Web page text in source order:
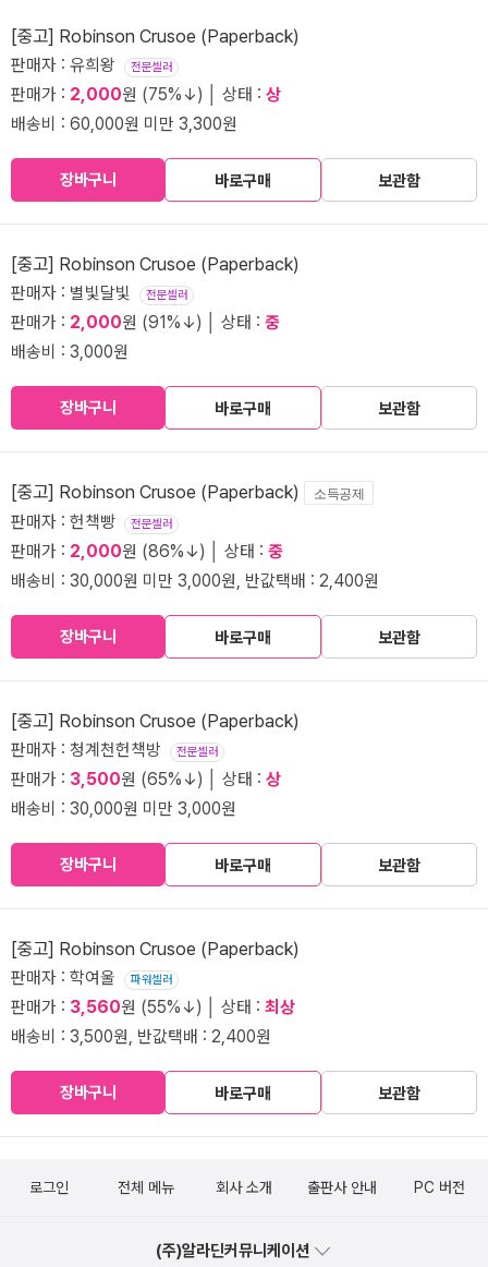
[중고] Robinson Crusoe (Paperback)
판매자 : 유희왕 전문셀러
판매가 : 2,000원 (75%↓) │ 상태 : 상
배송비 : 60,000원 미만 3,300원
장바구니 바로구매 보관함
[중고] Robinson Crusoe (Paperback)
판매자 : 별빛달빛 전문셀러
판매가 : 2,000원 (91%↓) │ 상태 : 중
배송비 : 3,000원
장바구니 바로구매 보관함
[중고] Robinson Crusoe (Paperback) 소득공제
판매자 : 헌책빵 전문셀러
판매가 : 2,000원 (86%↓) │ 상태 : 중
배송비 : 30,000원 미만 3,000원, 반값택배 : 2,400원
장바구니 바로구매 보관함
[중고] Robinson Crusoe (Paperback)
판매자 : 청계천헌책방 전문셀러
판매가 : 3,500원 (65%↓) │ 상태 : 상
배송비 : 30,000원 미만 3,000원
장바구니 바로구매 보관함
[중고] Robinson Crusoe (Paperback)
판매자 : 학여울 파워셀러
판매가 : 3,560원 (55%↓) │ 상태 : 최상
배송비 : 3,500원, 반값택배 : 2,400원
장바구니 바로구매 보관함
로그인 전체 메뉴 회사 소개 출판사 안내 PC 버전
(주)알라딘커뮤니케이션